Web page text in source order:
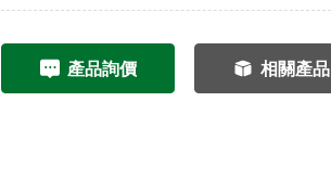
產品詢價 相關產品